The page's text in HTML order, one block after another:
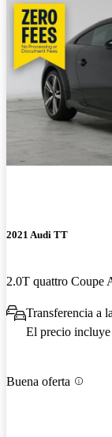
2021 Audi TT
2.0T quattro Coupe
Transferencia a
El precio
Buena oferta